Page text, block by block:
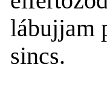
lábujjam
sincs.